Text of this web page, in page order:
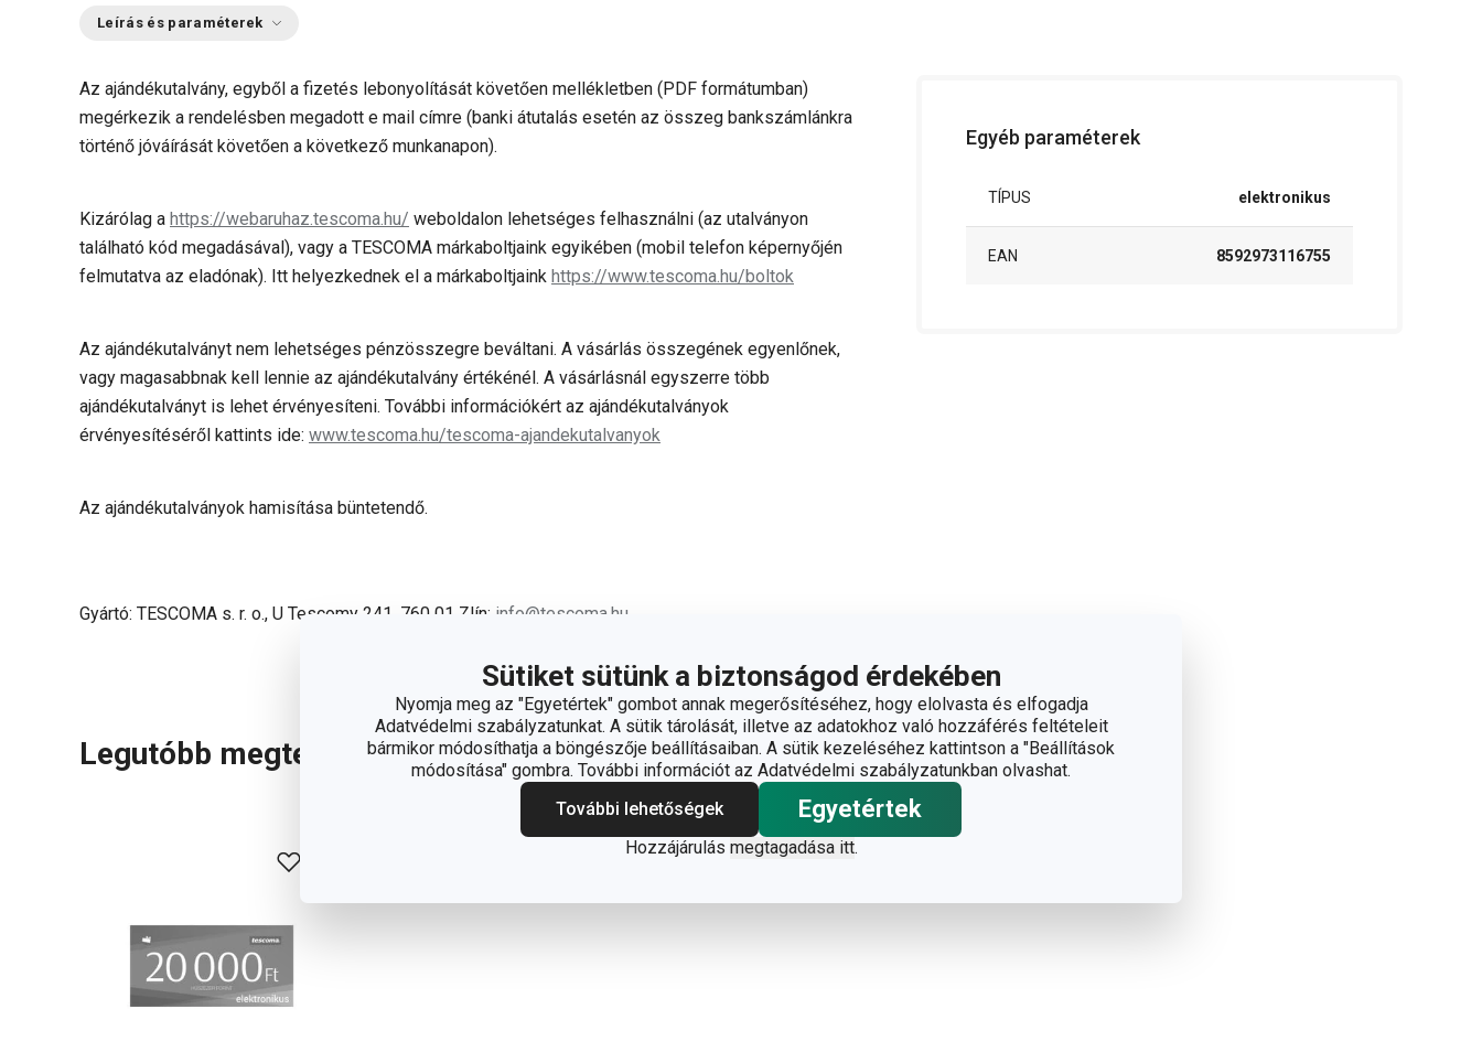
Sütiket sütünk a biztonságod érdekében
Nyomja meg az "Egyetértek" gombot annak megerősítéséhez, hogy elolvasta és elfogadja
Adatvédelmi szabályzatunkat. A sütik tárolását, illetve az adatokhoz való hozzáférés feltételeit
bármikor módosíthatja a böngészője beállításaiban. A sütik kezeléséhez kattintson a "Beállítások
módosítása" gombra. További információt az Adatvédelmi szabályzatunkban olvashat.
További lehetőségek
Egyetértek
Hozzájárulás megtagadása itt.
Leírás és paraméterek
Az ajándékutalvány, egyből a fizetés lebonyolítását követően mellékletben (PDF formátumban)
megérkezik a rendelésben megadott e mail címre (banki átutalás esetén az összeg bankszámlánkra
történő jóváírását követően a következő munkanapon).
Kizárólag a https://webaruhaz.tescoma.hu/ weboldalon lehetséges felhasználni (az utalványon
található kód megadásával), vagy a TESCOMA márkaboltjaink egyikében (mobil telefon képernyőjén
felmutatva az eladónak). Itt helyezkednek el a márkaboltjaink https://www.tescoma.hu/boltok
Az ajándékutalványt nem lehetséges pénzösszegre beváltani. A vásárlás összegének egyenlőnek,
vagy magasabbnak kell lennie az ajándékutalvány értékénél. A vásárlásnál egyszerre több
ajándékutalványt is lehet érvényesíteni. További információkért az ajándékutalványok
érvényesítéséről kattints ide: www.tescoma.hu/tescoma-ajandekutalvanyok
Az ajándékutalványok hamisítása büntetendő.
Gyártó: TESCOMA s. r. o., U Tescomy 241, 760 01 Zlín; info@tescoma.hu
Egyéb paraméterek
TÍPUS elektronikus
EAN 8592973116755
Legutóbb megtekintett termékek